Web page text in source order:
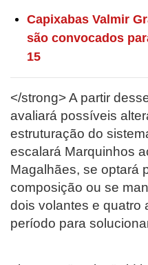
Capixabas Valmir
são convocados
15
</strong> A partir
avaliará possíveis
estruturação do
escalará Marquinhos
Magalhães, se optará
composição ou se
dois volantes e quatro
período para